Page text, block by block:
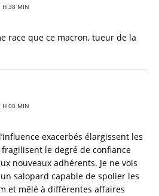
H 38 MIN
race que ce macron, tueur de la
H 00 MIN
exacerbés élargissent les
fragilisent le degré de confiance
nouveaux adhérents. Je ne vois
salopard capable de spolier les
et mêlé à différentes affaires